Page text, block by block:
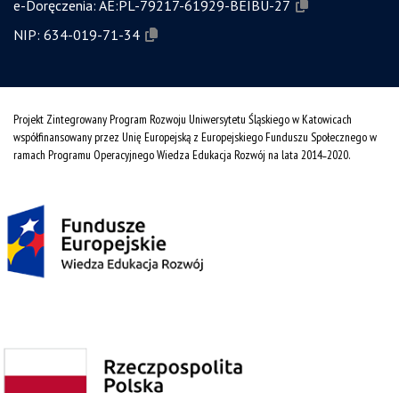
e-Doręczenia: AE:PL-79217-61929-BEIBU-27
NIP: 634-019-71-34
Projekt Zintegrowany Program Rozwoju Uniwersytetu Śląskiego w Katowicach
współfinansowany przez Unię Europejską z Europejskiego Funduszu Społecznego w
ramach Programu Operacyjnego Wiedza Edukacja Rozwój na lata 2014˗2020.